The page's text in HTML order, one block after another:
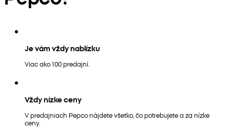
Je vám vždy nablízku
Viac ako 100 predajní.
Vždy nízke ceny
V predajniach Pepco nájdete všetko, čo potrebujete a za nízke
ceny.